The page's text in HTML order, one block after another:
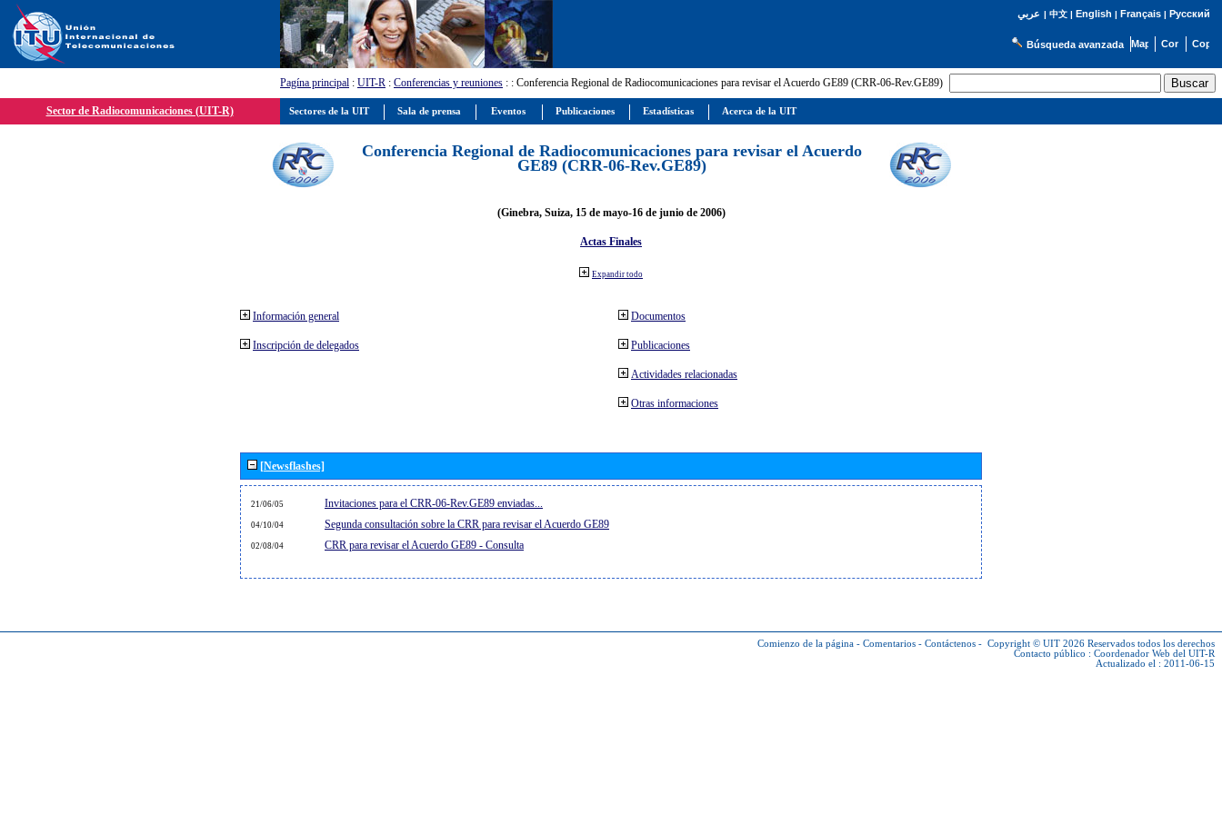
عربي | 中文| English | Français| Русский
Búsqueda avanzada
Pagína principal : UIT-R : Conferencias y reuniones : : Conferencia Regional de Radiocomunicaciones para revisar el Acuerdo GE89 (CRR-06-Rev.GE89)
Sector de Radiocomunicaciones (UIT-R)
Conferencia Regional de Radiocomunicaciones para revisar el Acuerdo
GE89 (CRR-06-Rev.GE89)
(Ginebra, Suiza, 15 de mayo-16 de junio de 2006)
Actas Finales
Expandir todo
Información general
Inscripción de delegados
Documentos
Publicaciones
Actividades relacionadas
Otras informaciones
[Newsflashes]
21/06/05 Invitaciones para el CRR-06-Rev.GE89 enviadas...
04/10/04 Segunda consultación sobre la CRR para revisar el Acuerdo GE89
02/08/04 CRR para revisar el Acuerdo GE89 - Consulta
Comienzo de la página - Comentarios - Contáctenos - Copyright © UIT 2026 Reservados todos los derechos
Contacto público : Coordenador Web del UIT-R
Actualizado el : 2011-06-15
Sectores de la UIT Sala de prensa Eventos Publicaciones Estadísticas Acerca de la UIT